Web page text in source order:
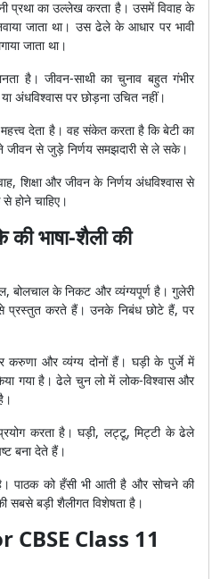
प्रथा का उल्लेख करता है। उसमें विवाह के
जाता था। उस ढेले के आधार पर भावी
जाता था।
है। जीवन-साथी का चुनाव बहुत गंभीर
अंधविश्वास पर छोड़ना उचित नहीं।
देता है। वह संकेत करता है कि बेटी का
जीवन से जुड़े निर्णय समझदारी से ले सके।
शिक्षा और जीवन के निर्णय अंधविश्वास से
होने चाहिए।
भाषा-शैली की
बोलचाल के निकट और व्यंग्यपूर्ण है। गुलेरी
से प्रस्तुत करते हैं। उनके निबंध छोटे हैं, पर
करुणा और व्यंग्य दोनों हैं। घड़ी के पुर्जे में
गया है। ढेले चुन लो में लोक-विश्वास और
करता है। घड़ी, लट्टू, मिट्टी के ढेले
बना देते हैं।
पाठक को हँसी भी आती है और सोचने की
सबसे बड़ी शैलीगत विशेषता है।
Class 11